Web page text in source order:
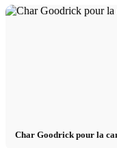
Wiki
Char Goodrick pour la